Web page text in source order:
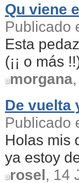
Qu viene
Publicado
Esta
(¡¡ o más
morgana
De vuelta
Publicado
Holas mis
ya estoy
rosel, 14